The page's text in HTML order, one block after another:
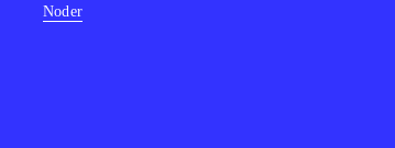
Noder